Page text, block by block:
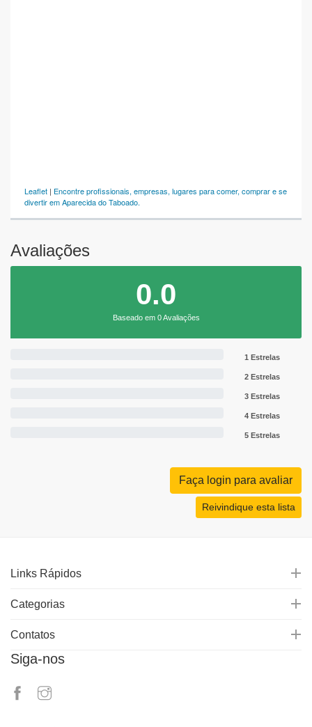
Leaflet | Encontre profissionais, empresas, lugares para comer, comprar e se
divertir em Aparecida do Taboado.
Avaliações
0.0
Baseado em 0 Avaliações
1 Estrelas
2 Estrelas
3 Estrelas
4 Estrelas
5 Estrelas
Faça login para avaliar
Reivindique esta lista
Links Rápidos
Categorias
Contatos
Siga-nos